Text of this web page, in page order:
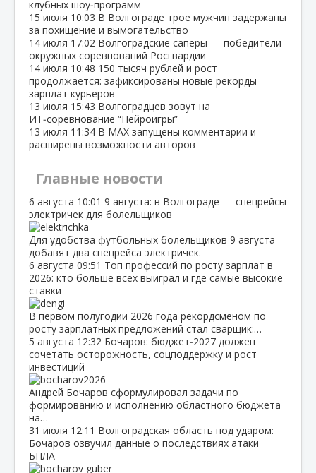
клубных шоу‑программ
15 июля 10:03 В Волгограде трое мужчин задержаны
за похищение и вымогательство
14 июля 17:02 Волгоградские сапёры — победители
окружных соревнований Росгвардии
14 июля 10:48 150 тысяч рублей и рост
продолжается: зафиксированы новые рекорды
зарплат курьеров
13 июля 15:43 Волгоградцев зовут на
ИТ‑соревнование “Нейроигры”
13 июля 11:34 В МАХ запущены комментарии и
расширены возможности авторов
Главные новости
6 августа 10:01 9 августа: в Волгограде — спецрейсы
электричек для болельщиков
Для удобства футбольных болельщиков 9 августа
добавят два спецрейса электричек.
6 августа 09:51 Топ профессий по росту зарплат в
2026: кто больше всех выиграл и где самые высокие
ставки
В первом полугодии 2026 года рекордсменом по
росту зарплатных предложений стал сварщик:…
5 августа 12:32 Бочаров: бюджет‑2027 должен
сочетать осторожность, соцподдержку и рост
инвестиций
Андрей Бочаров сформулировал задачи по
формированию и исполнению областного бюджета
на…
31 июля 12:11 Волгоградская область под ударом:
Бочаров озвучил данные о последствиях атаки
БПЛА